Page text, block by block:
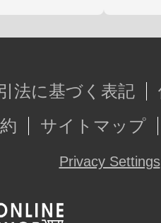
法に基づく表記
サイトマップ
Privacy Settings